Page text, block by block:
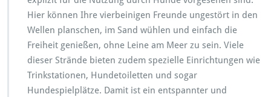
Hier können Ihre vierbeinigen Freunde ungestört in den
Wellen planschen, im Sand wühlen und einfach die
Freiheit genießen, ohne Leine am Meer zu sein. Viele
dieser Strände bieten zudem spezielle Einrichtungen wie
Trinkstationen, Hundetoiletten und sogar
Hundespielplätze. Damit ist ein entspannter und